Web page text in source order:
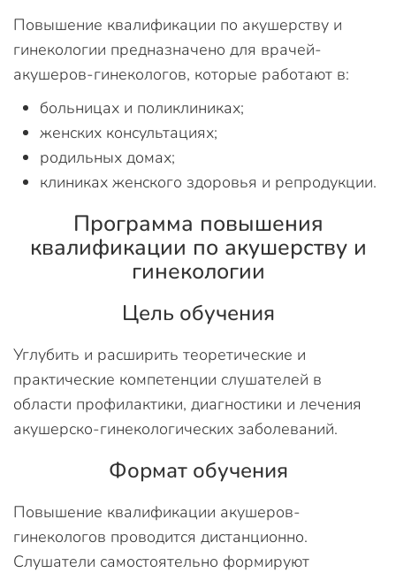
Повышение квалификации по акушерству и
гинекологии предназначено для врачей-
акушеров-гинекологов, которые работают в:
больницах и поликлиниках;
женских консультациях;
родильных домах;
клиниках женского здоровья и репродукции.
Программа повышения
квалификации по акушерству и
гинекологии
Цель обучения
Углубить и расширить теоретические и
практические компетенции слушателей в
области профилактики, диагностики и лечения
акушерско-гинекологических заболеваний.
Формат обучения
Повышение квалификации акушеров-
гинекологов проводится дистанционно.
Слушатели самостоятельно формируют